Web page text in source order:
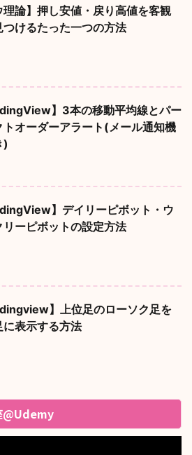
理論】押し安値・戻り高値を客観
つけるたった一つの方法
】3本の移動平均線とパー
トオーダーアラート(メール通知機
)
】デイリーピボット・ウ
リーピボットの設定方法
】上位足のローソク足を
に表示する方法